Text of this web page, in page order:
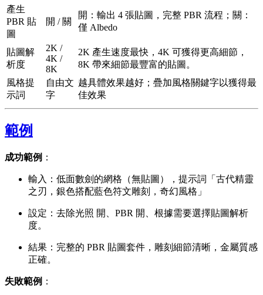
產生
PBR 貼
圖
開 / 關
開：輸出 4 張貼圖，完整 PBR 流程；關：
僅 Albedo
貼圖解
析度
2K /
4K /
8K
2K 產生速度最快，4K 可獲得更高細節，
8K 帶來細節最豐富的貼圖。
風格提
示詞
自由文
字
越具體效果越好；疊加風格關鍵字以獲得最
佳效果
範例
成功範例 ：
輸入：低面數劍的網格（無貼圖），提示詞「古代精靈
之刃，銀色搭配藍色符文雕刻，奇幻風格」
設定：去除光照 開、PBR 開、根據需要選擇貼圖解析
度。
結果：完整的 PBR 貼圖套件，雕刻細節清晰，金屬質感
正確。
失敗範例 ：